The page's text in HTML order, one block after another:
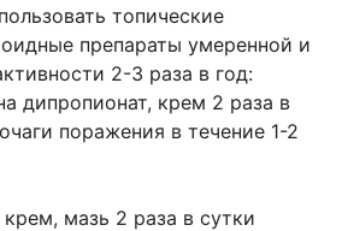
топические
препараты умеренной и
2-3 раза в год:
крем 2 раза в
поражения в течение 1-2
мазь 2 раза в сутки